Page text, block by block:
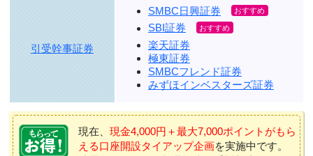
引受幹事証券
SMBC日興証券
SBI証券
楽天証券
極東証券
SMBCフレンド証券
みずほインベスターズ証券
現在、 現金4,000円＋最大7,000ポイントがもら
える口座開設タイアップ企画を実施中です。